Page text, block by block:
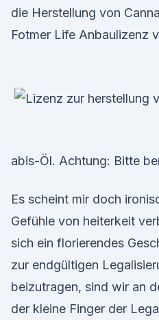
die Herstellung von
Fotmer Life Anbaulizenz
abis-Öl. Achtung: Bitte
Es scheint mir doch
Gefühle von heiterkeit
sich ein florierendes
zur endgültigen
beizutragen, sind wir an
der kleine Finger der